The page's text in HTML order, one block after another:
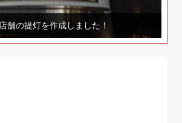
舗の提灯を作成しました！